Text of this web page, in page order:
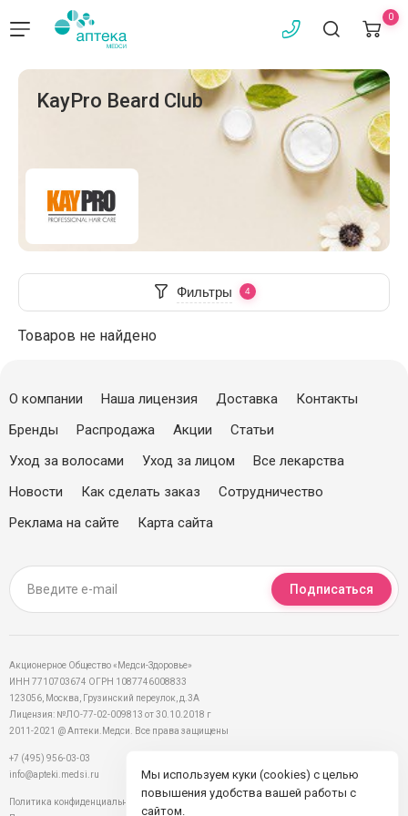
0
KayPro Beard Club
Фильтры
Товаров не найдено
О компании Наша лицензия Доставка
Контакты
Бренды
Распродажа Акции
Статьи
Уход за волосами
Уход за лицом
Все лекарства
Новости
Как сделать заказ
Сотрудничество
Реклама на сайте
Карта сайта
Подписаться
Акционерное Общество «Медси-Здоровье»
ИНН 7710703674 ОГРН 1087746008833
123056, Москва, Грузинский переулок, д.3А
Лицензия: №ЛО-77-02-009813 от 30.10.2018 г
2011-2021 @ Аптеки.Медси. Все права защищены
+7 (495) 956-03-03
info@apteki.medsi.ru
Политика конфиденциальности
Мы используем куки (cookies) с целью
повышения удобства вашей работы с
сайтом.